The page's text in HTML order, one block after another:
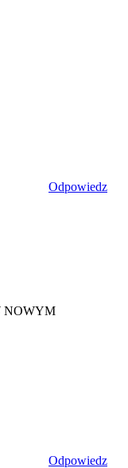
Odpowiedz
NOWYM
Odpowiedz